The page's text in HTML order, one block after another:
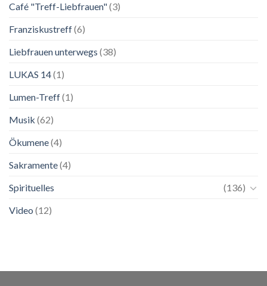
Café "Treff-Liebfrauen"(3)
Franziskustreff(6)
Liebfrauen unterwegs (38)
LUKAS 14(1)
Lumen-Treff(1)
Musik (62)
Ökumene(4)
Sakramente(4)
Spirituelles
(136)
Video (12)